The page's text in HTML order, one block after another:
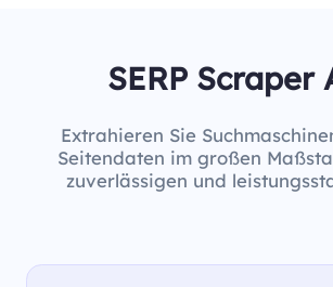
SERP Scraper
Extrahieren Sie
Seitendaten im großen
zuverlässigen und